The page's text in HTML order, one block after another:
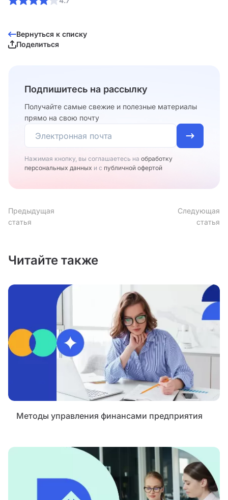
Вернуться к списку
Поделиться
Подпишитесь на рассылку
Получайте самые свежие и полезные материалы
прямо на свою почту
Нажимая кнопку, вы соглашаетесь на обработку
персональных данных и с публичной офертой
Предыдущая
статья
Следующая
статья
Читайте также
Методы управления финансами предприятия